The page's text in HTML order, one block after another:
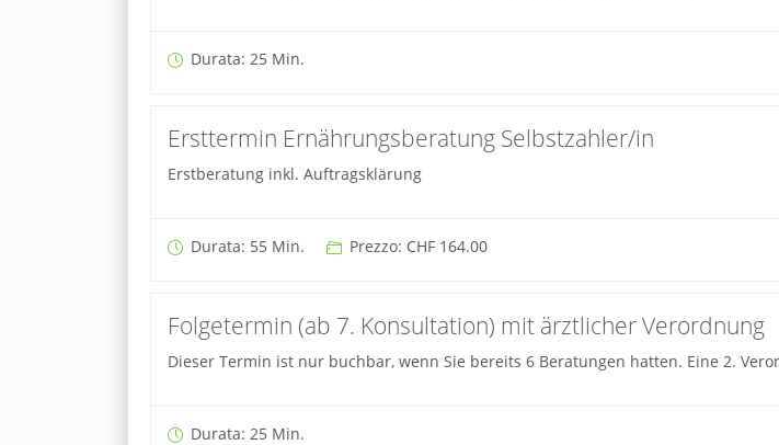
Durata: 25 Min.
Ersttermin Ernährungsberatung Selbstzahler/in
Erstberatung inkl. Auftragsklärung
Durata: 55 Min. Prezzo: CHF 164.00
Folgetermin (ab 7. Konsultation) mit ärztlicher Verordnung
Dieser Termin ist nur buchbar, wenn Sie bereits 6 Beratungen hatten. Eine 2.
Durata: 25 Min.